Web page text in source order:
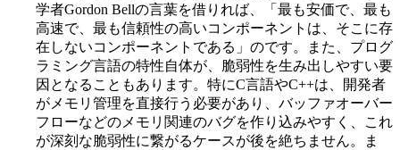
学者Gordon Bellの言葉を借りれば、「最も安価で、最も
高速で、最も信頼性の高いコンポーネントは、そこに存
在しないコンポーネントである」のです。また、プログ
ラミング言語の特性自体が、脆弱性を生み出しやすい要
因となることもあります。特にC言語やC++は、開発者
がメモリ管理を直接行う必要があり、バッファオーバー
フローなどのメモリ関連のバグを作り込みやすく、これ
が深刻な脆弱性に繋がるケースが後を絶ちません。ま